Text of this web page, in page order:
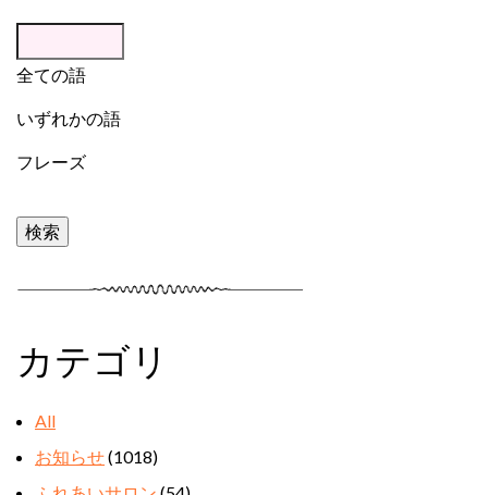
全ての語
いずれかの語
フレーズ
カテゴリ
All
お知らせ(1018)